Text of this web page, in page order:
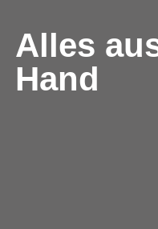
Alles
Hand​